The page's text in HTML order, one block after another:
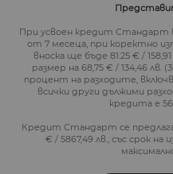
При усвоен кредит Стандарт в
от 7 месеца, при коректно
вноска ще бъде 81.25 € /
размер на 68,75 € / 134,46 лв.
процент на разходите,
всички други дължими
кредита е
Кредит Стандарт се предлага
€ / 5867,49 лв., със срок на